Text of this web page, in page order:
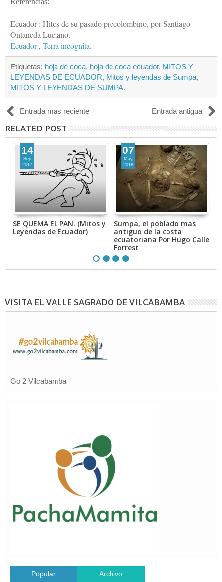
Referencias:
Ecuador : Hitos de su pasado precolombino, por Santiago
Ontaneda Luciano.
Ecuador , Terra incógnita.
Etiquetas: hoja de coca, hoja de coca ecuador, MITOS Y
LEYENDAS DE ECUADOR, Mitos y leyendas de Sumpa,
MITOS Y LEYENDAS DE SUMPA.
Entrada más reciente Entrada antigua
RELATED POST
14
Sep
2017
SE QUEMA EL PAN. (Mitos y
Leyendas de Ecuador)
07
May
2018
Sumpa, el poblado mas
antiguo de la costa
ecuatoriana Por Hugo Calle
Forrest
VISITA EL VALLE SAGRADO DE VILCABAMBA
Go 2 Vilcabamba
Popular Archivo